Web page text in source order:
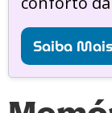
Saiba Mais